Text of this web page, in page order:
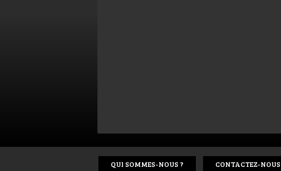
QUI SOMMES-NOUS ? CONTACTEZ-NOUS